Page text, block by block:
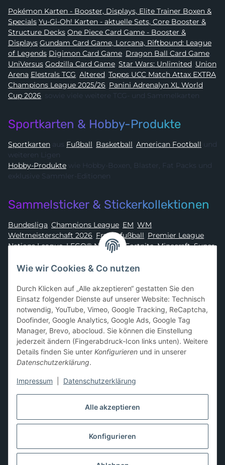
Pokémon Karten - Booster, Displays, Elite Trainer Boxen &
Specials Yu-Gi-Oh! Karten - aktuelle Sets, Core Booster &
Structure Decks One Piece Card Game - Booster &
Displays Gundam Card Game, Lorcana, Riftbound: League
of Legends
Digimon Card Game, Dragon Ball Card Game,
UniVersus
Godzilla Card Game, Star Wars: Unlimited, Union
Arena
Elestrals TCG, Altered, Topps UCC Match Attax EXTRA
Champions League 2025/26, Panini Adrenalyn XL World
Cup 2026, sowie viele weitere TCG- und Sammelkarten
Sportkarten & Hobby-Produkte
Sportkarten aus Fußball, Basketball, American Football und
weiteren Ligen
Hobby-Produkte
exklusive Sammler-Editionen
Sammelsticker & Stickerkollektionen
Bundesliga, Champions League, EM, WM,
Weltmeisterschaft 2026, Frauenfußball, Premier League,
Nations League, LEGO® Ninjago Fortnite,Minecraft,Super
Asterix
Sammelkarten-Zubehör &
Schutzprodukte
Card Sleeves, Penny Sleeves, Premium Sleeves,Toploader
Magnetic Holder, Sammelalben / Binder / Pocket Pages
Deckboxen ,Playmats undAufbewahrungslösungen
Vertrag widerrufen
* Alle Preise inkl. gesetzlicher USt., zzgl.Versand
Alle akzeptieren
Konfigurieren
Wie wir Cookies & Co nutzen
Durch Klicken auf „Alle akzeptieren“ gestatten Sie den
Einsatz folgender Dienste auf unserer Website: Technisch
notwendig, YouTube, Vimeo, Google Tracking, ReCaptcha,
Doofinder, Google Analytics, Google Ads, Google Tag
Manager, Brevo, abocloud. Sie können die Einstellung
jederzeit ändern (Fingerabdruck-Icon links unten). Weitere
Details finden Sie unter Konfigurieren und in unserer
Datenschutzerklärung.
Impressum Datenschutzerklärung